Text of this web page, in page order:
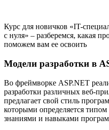
Курс для новичков «IT-
с нуля» – разберемся, какая
поможем вам ее освоить
Модели разработки в
Во фреймворке ASP.NET
разработки различных веб-
предлагает свой стиль
которыми определяется
знаниями и навыками